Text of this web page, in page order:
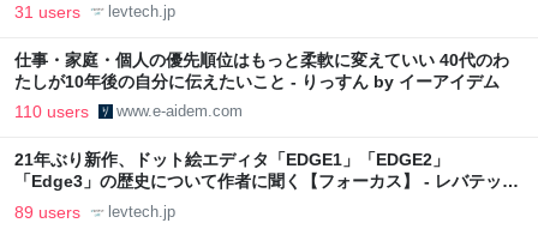
31 users levtech.jp
仕事・家庭・個人の優先順位はもっと柔軟に変えていい 40代のわ
たしが10年後の自分に伝えたいこと - りっすん by イーアイデム
110 users www.e-aidem.com
21年ぶり新作、ドット絵エディタ「EDGE1」「EDGE2」
「Edge3」の歴史について作者に聞く【フォーカス】 - レバテック
LAB
89 users levtech.jp